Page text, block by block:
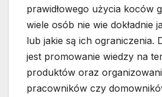
prawidłowego użycia koców
wiele osób nie wie dokładnie
lub jakie są ich ograniczenia.
jest promowanie wiedzy na
produktów oraz
pracowników czy